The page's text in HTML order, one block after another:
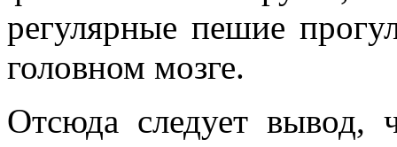
регулярные пешие
головном мозге.
Отсюда следует вывод,